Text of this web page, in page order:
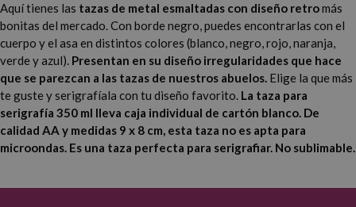
Aquí tienes las tazas de metal esmaltadas con diseño retromás
bonitas del mercado. Con borde negro, puedes encontrarlas con el
cuerpo y el asa en distintos colores (blanco, negro, rojo, naranja,
verde y azul). Presentan en su diseño irregularidades que hace
que se parezcan a las tazas de nuestros abuelos. Elige la que más
te guste y serigrafíala con tu diseño favorito. La taza para
serigrafía 350 ml lleva caja individual de cartón blanco. De
calidad AA y medidas 9 x 8 cm, esta taza no es apta para
microondas. Es una taza perfecta para serigrafiar. No sublimable.